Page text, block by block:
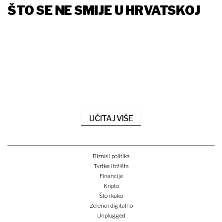
ŠTO SE NE SMIJE U HRVATSKOJ
UČITAJ VIŠE
Biznis i politika
Tvrtke i tržišta
Financije
Kripto
Što i kako
Zeleno i digitalno
Unplugged